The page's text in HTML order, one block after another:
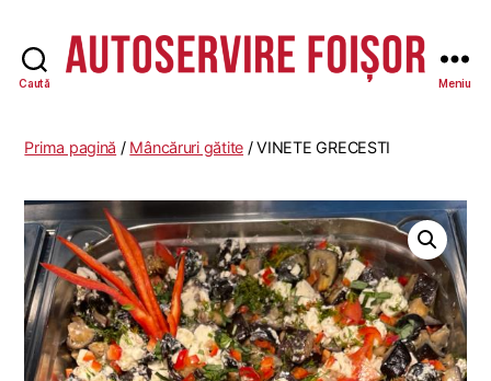
Caută Meniu
Prima pagină / Mâncăruri gătite / VINETE GRECESTI